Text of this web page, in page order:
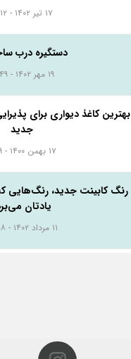
۱۷ تیر ۱۴۰۲ - ۱۰:۱۲
دستگیره درب
بهترین کاغذ دیواری برای
جدید
رنگ کابینت جدید، رنگ‌هایی که
یادتان می‌برد!